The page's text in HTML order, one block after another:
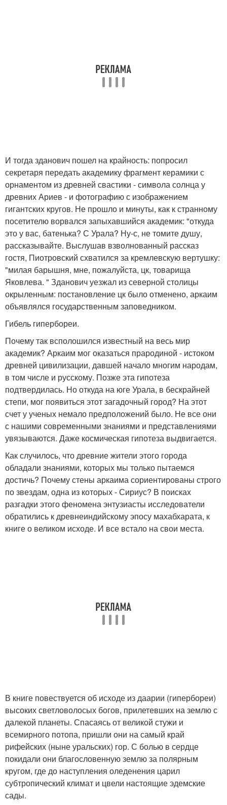
И тогда зданович пошел на крайность: попросил
секретаря передать академику фрагмент керамики с
орнаментом из древней свастики - символа солнца у
древних Ариев - и фотографию с изображением
гигантских кругов. Не прошло и минуты, как к странному
посетителю ворвался запыхавшийся академик: "откуда
это у вас, батенька? С Урала? Ну-с, не томите душу,
рассказывайте. Выслушав взволнованный рассказ
гостя, Пиотровский схватился за кремлевскую вертушку:
"милая барышня, мне, пожалуйста, цк, товарища
Яковлева. " Зданович уезжал из северной столицы
окрыленным: постановление цк было отменено, аркаим
объявлялся государственным заповедником.
Гибель гипербореи.
Почему так всполошился известный на весь мир
академик? Аркаим мог оказаться прародиной - истоком
древней цивилизации, давшей начало многим народам,
в том числе и русскому. Позже эта гипотеза
подтвердилась. Но откуда на юге Урала, в бескрайней
степи, мог появиться этот загадочный город? На этот
счет у ученых немало предположений было. Не все они
с нашими современными знаниями и представлениями
увязываются. Даже космическая гипотеза выдвигается.
Как случилось, что древние жители этого города
обладали знаниями, которых мы только пытаемся
достичь? Почему стены аркаима сориентированы строго
по звездам, одна из которых - Сириус? В поисках
разгадки этого феномена энтузиасты исследователи
обратились к древнеиндийскому эпосу махабхарата, к
книге о великом исходе. И все встало на свои места.
В книге повествуется об исходе из даарии (гипербореи)
высоких светловолосых богов, прилетевших на землю с
далекой планеты. Спасаясь от великой стужи и
всемирного потопа, пришли они на самый край
рифейских (ныне уральских) гор. С болью в сердце
покидали они благословенную землю за полярным
кругом, где до наступления оледенения царил
субтропический климат и цвели настоящие эдемские
сады.